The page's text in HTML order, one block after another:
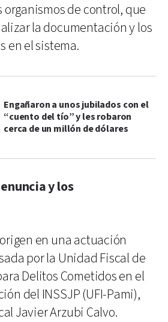
organismos de control, que
la documentación y los
en el sistema.
Engañaron a unos jubilados con el
“cuento del tío” y les robaron
cerca de un millón de dólares
y los
en una actuación
por la Unidad Fiscal de
Delitos Cometidos en el
del INSSJP (UFI-Pami),
Javier Arzubi Calvo.